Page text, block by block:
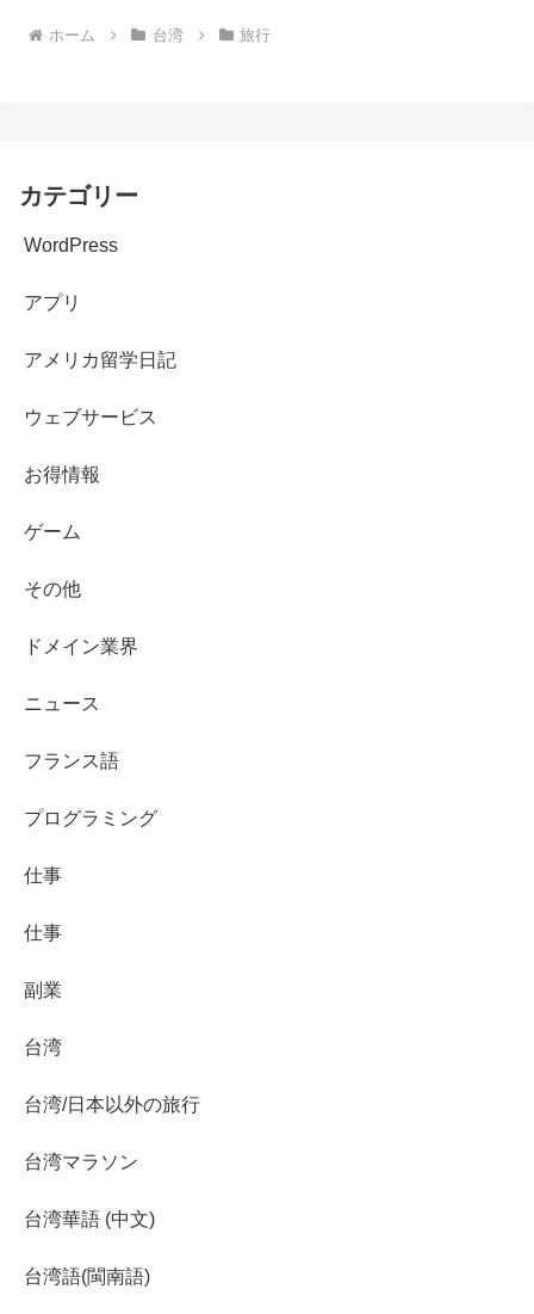
ホーム 台湾 旅行
カテゴリー
WordPress
アプリ
アメリカ留学日記
ウェブサービス
お得情報
ゲーム
その他
ドメイン業界
ニュース
フランス語
プログラミング
仕事
仕事
副業
台湾
台湾/日本以外の旅行
台湾マラソン
台湾華語 (中文)
台湾語(閩南語)